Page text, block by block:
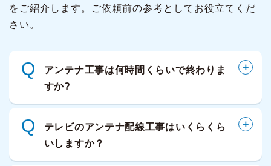
をご紹介します。ご依頼前の参考としてお役立てくだ
さい。
Q
アンテナ工事は何時間くらいで終わりま
すか?
Q
テレビのアンテナ配線工事はいくらくら
いしますか？